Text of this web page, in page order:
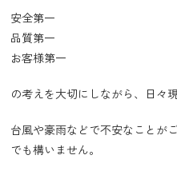
安全第一
品質第一
お客様第一
の考えを大切にしながら、日々
台風や豪雨などで不安なことが
でも構いません。